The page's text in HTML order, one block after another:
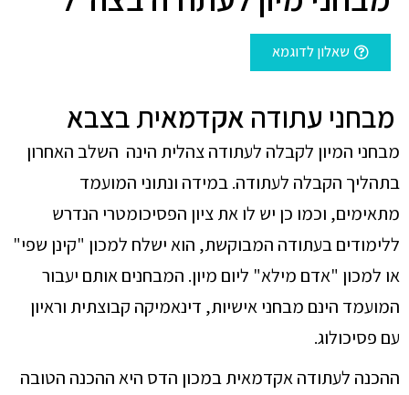
שאלון לדוגמא
מבחני עתודה אקדמאית בצבא
מבחני המיון לקבלה לעתודה צהלית הינה השלב האחרון
בתהליך הקבלה לעתודה. במידה ונתוני המועמד
מתאימים, וכמו כן יש לו את ציון הפסיכומטרי הנדרש
ללימודים בעתודה המבוקשת, הוא ישלח למכון "קינן שפי"
או למכון "אדם מילא" ליום מיון. המבחנים אותם יעבור
המועמד הינם מבחני אישיות, דינאמיקה קבוצתית וראיון
עם פסיכולוג.
ההכנה לעתודה אקדמאית במכון הדס היא ההכנה הטובה